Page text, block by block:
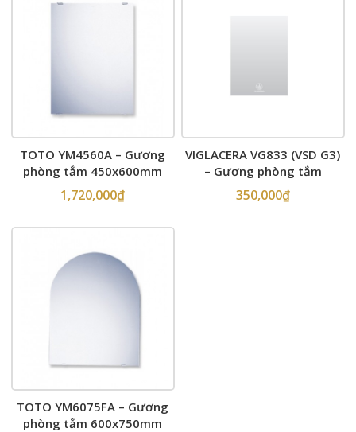
TOTO YM4560A – Gương
phòng tắm 450x600mm
1,720,000₫
VIGLACERA VG833 (VSD G3)
– Gương phòng tắm
500x700mm
350,000₫
TOTO YM6075FA – Gương
phòng tắm 600x750mm